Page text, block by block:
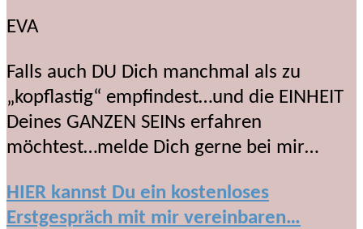
EVA
Falls auch DU Dich manchmal als zu
„kopflastig“ empfindest…und die EINHEIT
Deines GANZEN SEINs erfahren
möchtest…melde Dich gerne bei mir…
HIER kannst Du ein kostenloses
Erstgespräch mit mir vereinbaren…